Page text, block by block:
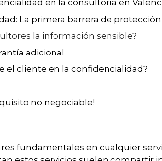
en la consultoría en
La primera barrera de protección
la información sensible?
adicional
el cliente en la confidencialidad?
no negociable!
fundamentales en cualquier